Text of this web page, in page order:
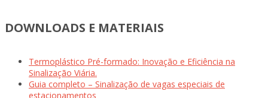
DOWNLOADS E MATERIAIS
Termoplástico Pré-formado: Inovação e Eficiência na
Sinalização Viária.
Guia completo – Sinalização de vagas especiais de
estacionamentos